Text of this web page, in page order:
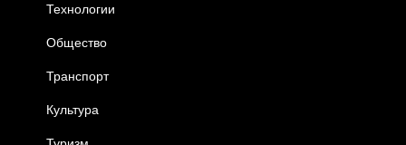
Технологии
Общество
Транспорт
Культура